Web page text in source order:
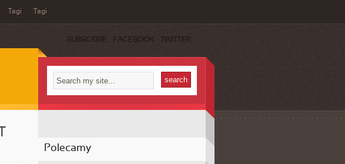
Tagi Tagi
SUBSCRIBE FACEBOOK TWITTER
Polecamy